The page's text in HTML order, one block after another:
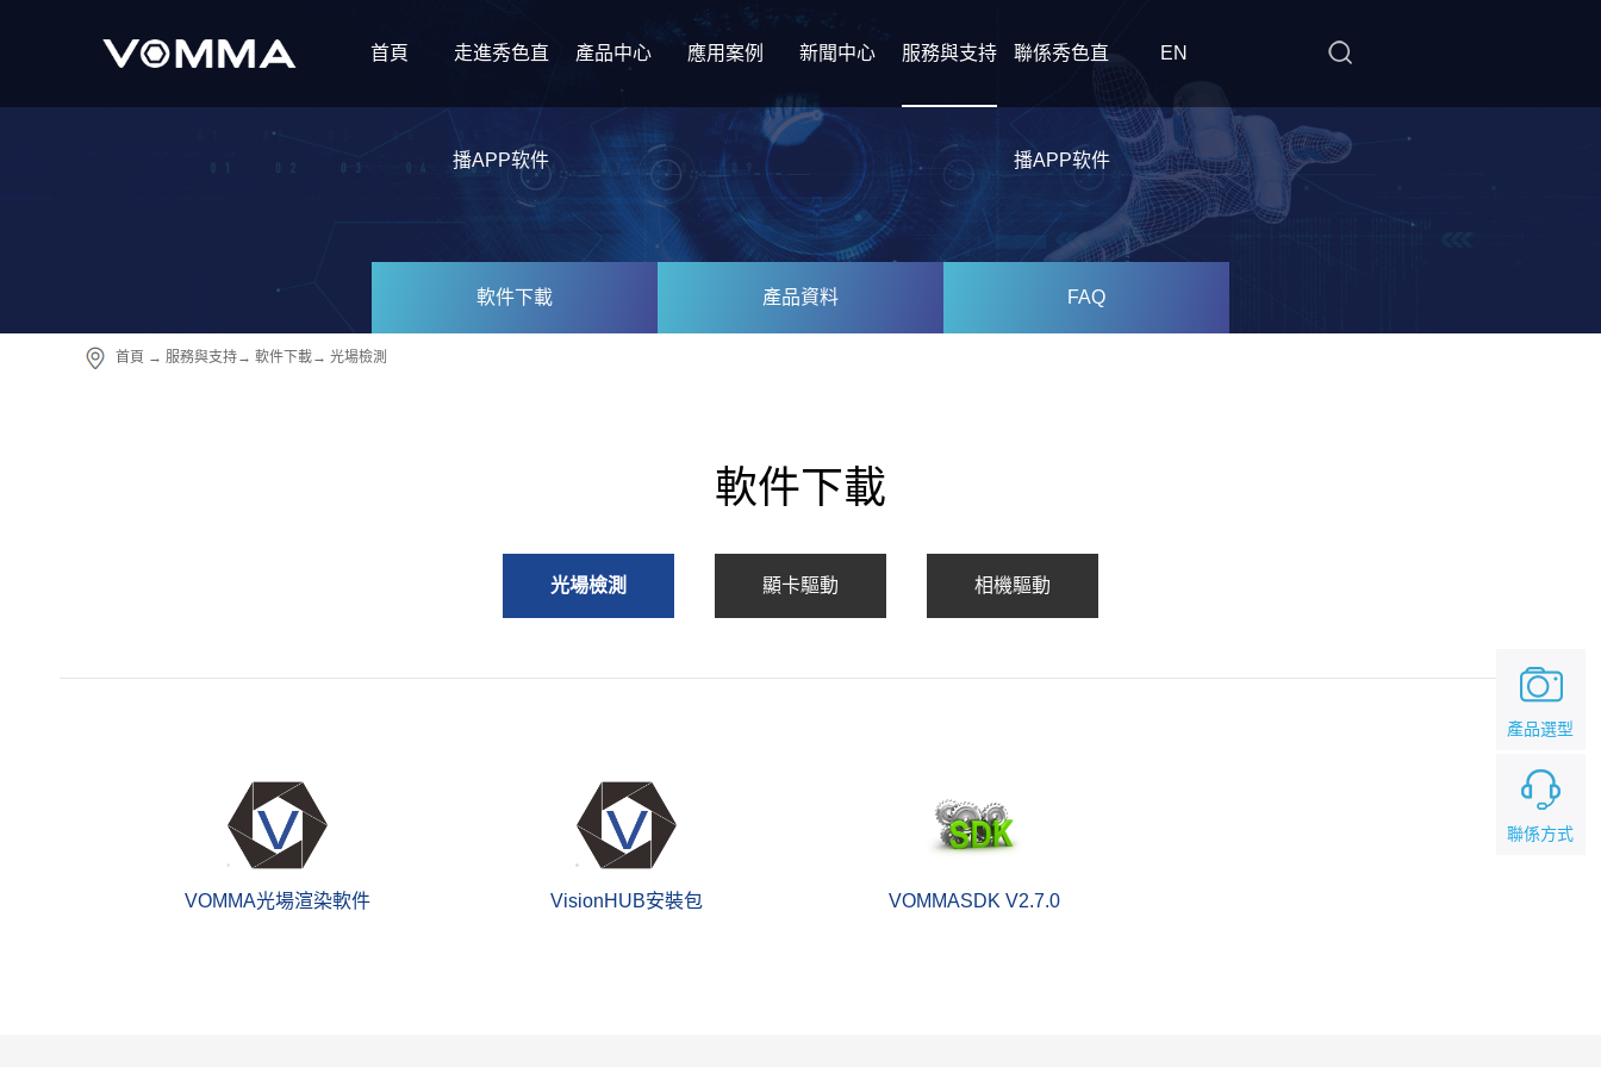
首頁 走進秀色直
播APP软件
產品中心 應用案例 新聞中心 服務與支持 聯係秀色直
播APP软件
EN
軟件下載 產品資料 FAQ
首頁 → 服務與支持→ 軟件下載→ 光場檢測
軟件下載
光場檢測 顯卡驅動 相機驅動
VOMMA光場渲染軟件 VisionHUB安裝包 VOMMASDK V2.7.0
聯係方式
產品選型